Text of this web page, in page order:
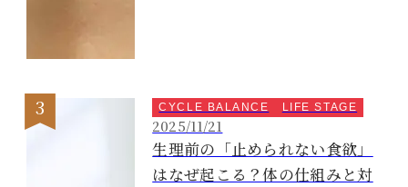
CYCLE BALANCE LIFE STAGE
2025/11/21
生理前の「止められない食欲」
はなぜ起こる？体の仕組みと対